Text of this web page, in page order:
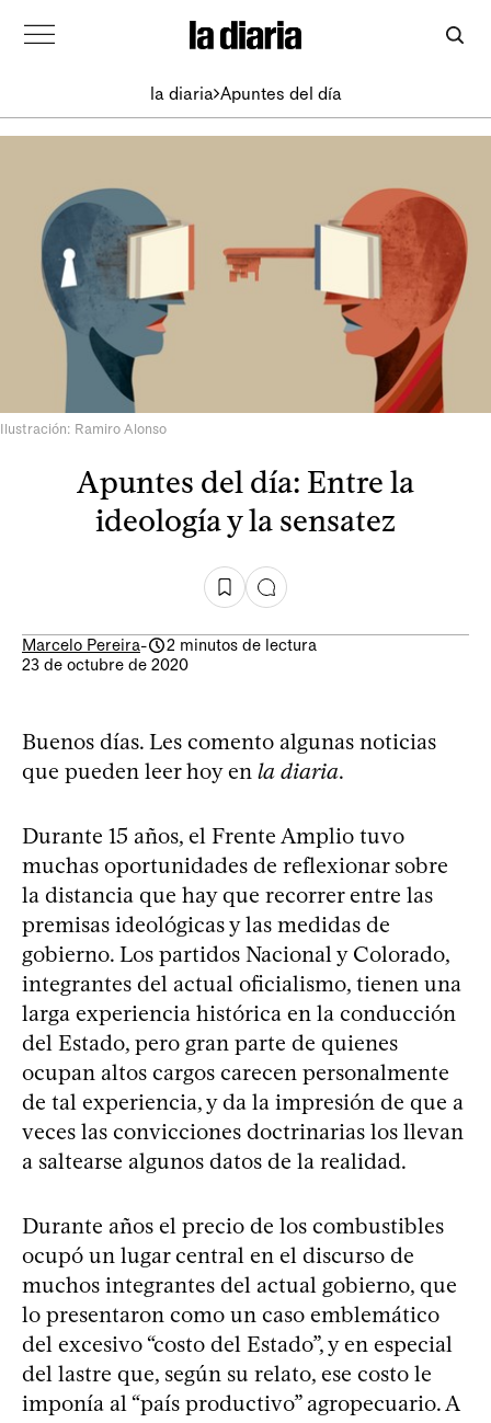
la diaria Apuntes del día
Ilustración: Ramiro Alonso
Apuntes del día: Entre la
ideología y la sensatez
Marcelo Pereira-
2 minutos de lectura
23 de octubre de 2020
Buenos días. Les comento algunas noticias
que pueden leer hoy en la diaria.
Durante 15 años, el Frente Amplio tuvo
muchas oportunidades de reflexionar sobre
la distancia que hay que recorrer entre las
premisas ideológicas y las medidas de
gobierno. Los partidos Nacional y Colorado,
integrantes del actual oficialismo, tienen una
larga experiencia histórica en la conducción
del Estado, pero gran parte de quienes
ocupan altos cargos carecen personalmente
de tal experiencia, y da la impresión de que a
veces las convicciones doctrinarias los llevan
a saltearse algunos datos de la realidad.
Durante años el precio de los combustibles
ocupó un lugar central en el discurso de
muchos integrantes del actual gobierno, que
lo presentaron como un caso emblemático
del excesivo “costo del Estado”, y en especial
del lastre que, según su relato, ese costo le
imponía al “país productivo” agropecuario. A